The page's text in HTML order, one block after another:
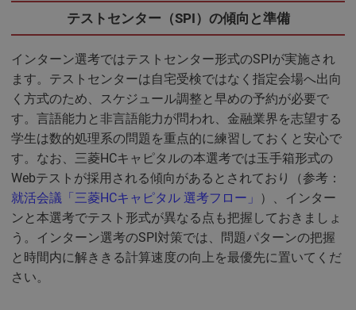
テストセンター（SPI）の傾向と準備
インターン選考ではテストセンター形式のSPIが実施され
ます。テストセンターは自宅受検ではなく指定会場へ出向
く方式のため、スケジュール調整と早めの予約が必要で
す。言語能力と非言語能力が問われ、金融業界を志望する
学生は数的処理系の問題を重点的に練習しておくと安心で
す。なお、三菱HCキャピタルの本選考では玉手箱形式の
Webテストが採用される傾向があるとされており（参考：
就活会議「三菱HCキャピタル 選考フロー」 ）、インター
ンと本選考でテスト形式が異なる点も把握しておきましょ
う。インターン選考のSPI対策では、問題パターンの把握
と時間内に解ききる計算速度の向上を最優先に置いてくだ
さい。